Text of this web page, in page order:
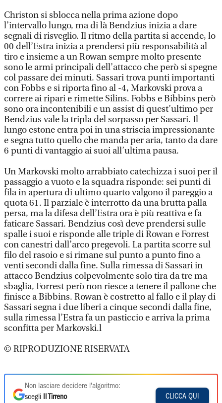
Christon si sblocca nella prima azione dopo
l’intervallo lungo, ma di là Bendzius inizia a dare
segnali di risveglio. Il ritmo della partita si accende, lo
00 dell’Estra inizia a prendersi più responsabilità al
tiro e insieme a un Rowan sempre molto presente
sono le armi principali dell’attacco che però si spegne
col passare dei minuti. Sassari trova punti importanti
con Fobbs e si riporta fino al -4, Markovski prova a
correre ai ripari e rimette Silins. Fobbs e Bibbins però
sono ora incontenibili e un assist di quest’ultimo per
Bendzius vale la tripla del sorpasso per Sassari. Il
lungo estone entra poi in una striscia impressionante
e segna tutto quello che manda per aria, tanto da dare
6 punti di vantaggio ai suoi all’ultima pausa.
Un Markovski molto arrabbiato catechizza i suoi per il
passaggio a vuoto e la squadra risponde: sei punti di
fila in apertura di ultimo quarto valgono il pareggio a
quota 61. Il parziale è interrotto da una brutta palla
persa, ma la difesa dell’Estra ora è più reattiva e fa
faticare Sassari. Bendzius così deve prendersi sulle
spalle i suoi e risponde alle triple di Rowan e Forrest
con canestri dall’arco pregevoli. La partita scorre sul
filo del rasoio e si rimane sul punto a punto fino a
venti secondi dalla fine. Sulla rimessa di Sassari in
attacco Bendzius colpevolmente solo tira da tre ma
sbaglia, Forrest però non riesce a tenere il pallone che
finisce a Bibbins. Rowan è costretto al fallo e il play di
Sassari segna i due liberi a cinque secondi dalla fine,
sulla rimessa l’Estra fa un pasticcio e arriva la prima
sconfitta per Markovski.l
© RIPRODUZIONE RISERVATA
Non lasciare decidere l'algoritmo:
scegli
Il Tirreno
CLICCA QUI